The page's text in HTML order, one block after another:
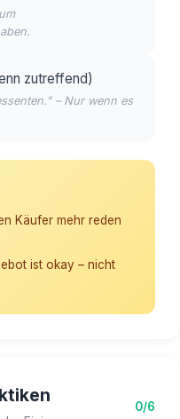
zutreffend)
– Nur wenn es
Käufer mehr reden
ist okay – nicht
0/6